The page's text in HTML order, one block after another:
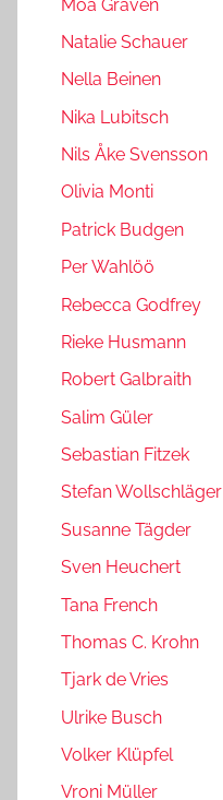
Moa Graven
Natalie Schauer
Nella Beinen
Nika Lubitsch
Nils Åke Svensson
Olivia Monti
Patrick Budgen
Per Wahlöö
Rebecca Godfrey
Rieke Husmann
Robert Galbraith
Salim Güler
Sebastian Fitzek
Stefan Wollschläger
Susanne Tägder
Sven Heuchert
Tana French
Thomas C. Krohn
Tjark de Vries
Ulrike Busch
Volker Klüpfel
Vroni Müller